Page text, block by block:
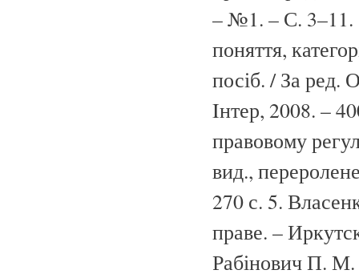
– №1. – С. 3–11.
поняття,
посіб. / За
Iнтер, 2008. –
правовому
вид.,
270 с. 5.
праве. –
Рабінович П. М.